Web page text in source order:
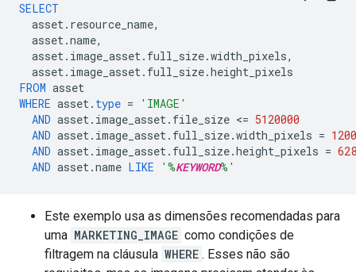
SELECT
asset. resource_name,
asset.name,
asset. image_asset. full_size.width_pixels,
asset. image_asset. full_size.height_pixels
FROM asset
WHERE asset. type =
'IMAGE'
AND asset. image_asset. file_size <= 5120000
AND asset. image_asset. full_size.width_pixels = 1200
AND asset. image_asset. full_size.height_pixels = 628
AND asset.name LIKE '%KEYWORD%'
Este exemplo usa as dimensões recomendadas para
uma MARKETING_IMAGE como condições de
filtragem na cláusula WHERE . Esses não são